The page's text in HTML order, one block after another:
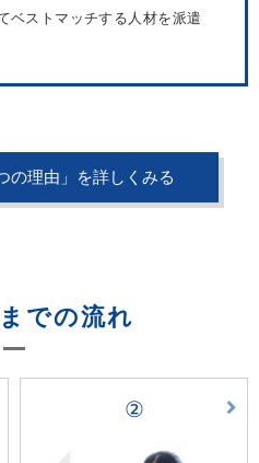
ベストマッチする人材を派遣
の理由」を詳しくみる
での流れ
②